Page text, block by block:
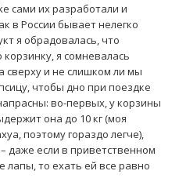
сами их разработали и
в России бывает нелегко
я обрадовалась, что
я сомневалась
сверху и не слишком ли мы
чтобы дно при поездке
во-первых, у корзины
она до 10 кг (моя
поэтому гораздо легче),
даже если в приветственном
лапы, то ехать ей все равно